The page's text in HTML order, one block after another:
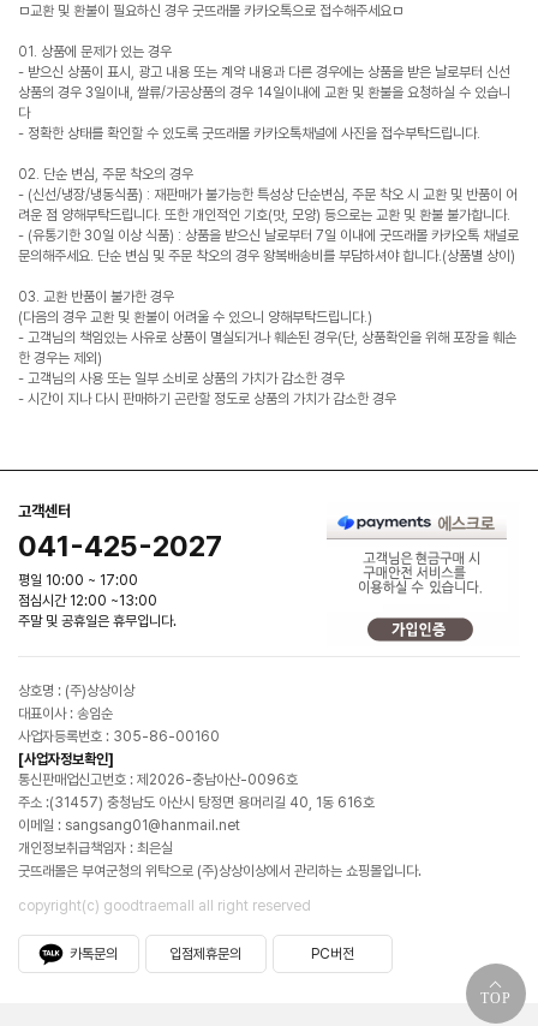
ㅁ교환 및 환불이 필요하신 경우 굿뜨래몰 카카오톡으로 접수해주세요ㅁ
01. 상품에 문제가 있는 경우
- 받으신 상품이 표시, 광고 내용 또는 계약 내용과 다른 경우에는 상품을 받은 날로부터 신선
상품의 경우 3일이내, 쌀류/가공상품의 경우 14일이내에 교환 및 환불을 요청하실 수 있습니
다
- 정확한 상태를 확인할 수 있도록 굿뜨래몰 카카오톡채널에 사진을 접수부탁드립니다.
02. 단순 변심, 주문 착오의 경우
- (신선/냉장/냉동식품) : 재판매가 불가능한 특성상 단순변심, 주문 착오 시 교환 및 반품이 어
려운 점 양해부탁드립니다. 또한 개인적인 기호(맛, 모양) 등으로는 교환 및 환불 불가합니다.
- (유통기한 30일 이상 식품) : 상품을 받으신 날로부터 7일 이내에 굿뜨래몰 카카오톡 채널로
문의해주세요. 단순 변심 및 주문 착오의 경우 왕복배송비를 부담하셔야 합니다.(상품별 상이)
03. 교환 반품이 불가한 경우
(다음의 경우 교환 및 환불이 어려울 수 있으니 양해부탁드립니다.)
- 고객님의 책임있는 사유로 상품이 멸실되거나 훼손된 경우(단, 상품확인을 위해 포장을 훼손
한 경우는 제외)
- 고객님의 사용 또는 일부 소비로 상품의 가치가 감소한 경우
- 시간이 지나 다시 판매하기 곤란할 정도로 상품의 가치가 감소한 경우
고객센터
041-425-2027
평일 10:00 ~ 17:00
점심시간 12:00 ~13:00
주말 및 공휴일은 휴무입니다.
상호명 : (주)상상이상
대표이사 : 송임순
사업자등록번호 : 305-86-00160
[사업자정보확인]
통신판매업신고번호 : 제2026-충남아산-0096호
주소 :(31457) 충청남도 아산시 탕정면 용머리길 40, 1동 616호
이메일 : sangsang01@hanmail.net
개인정보취급책임자 : 최은실
굿뜨래몰은 부여군청의 위탁으로 (주)상상이상에서 관리하는 쇼핑몰입니다.
copyright(c) goodtraemall all right reserved
카톡문의 입점제휴문의 PC버전
TOP